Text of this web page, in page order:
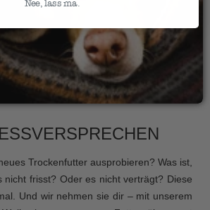
Trockenfutter ausprobieren? Was ist,
nicht frisst? Oder es nicht verträgt? Diese
Und wir nehmen sie dir – mit unserem
Nee, lass ma.